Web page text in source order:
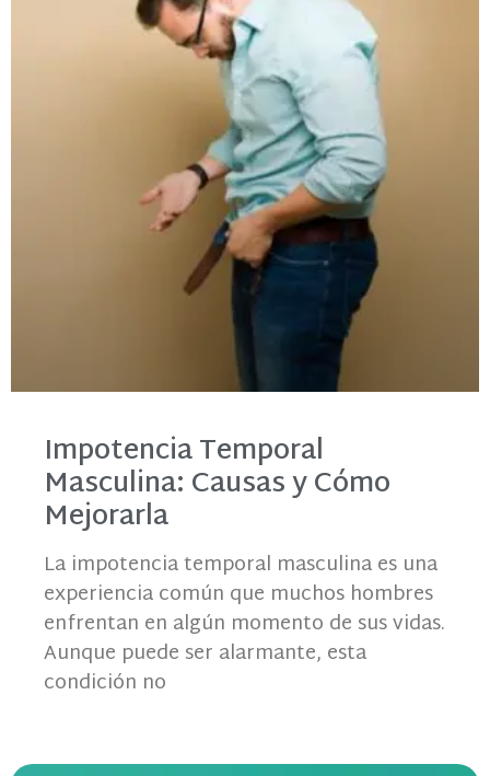
Impotencia Temporal
Masculina: Causas y Cómo
Mejorarla
La impotencia temporal masculina es una
experiencia común que muchos hombres
enfrentan en algún momento de sus vidas.
Aunque puede ser alarmante, esta
condición no